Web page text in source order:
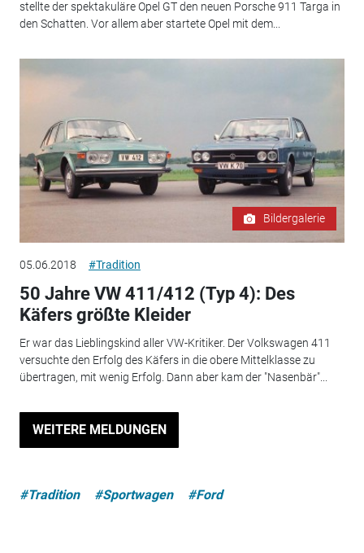
stellte der spektakuläre Opel GT den neuen Porsche 911 Targa in
den Schatten. Vor allem aber startete Opel mit dem...
Bildergalerie
05.06.2018 #Tradition
50 Jahre VW 411/412 (Typ 4): Des
Käfers größte Kleider
Er war das Lieblingskind aller VW-Kritiker. Der Volkswagen 411
versuchte den Erfolg des Käfers in die obere Mittelklasse zu
übertragen, mit wenig Erfolg. Dann aber kam der "Nasenbär"...
WEITERE MELDUNGEN
#Tradition #Sportwagen #Ford